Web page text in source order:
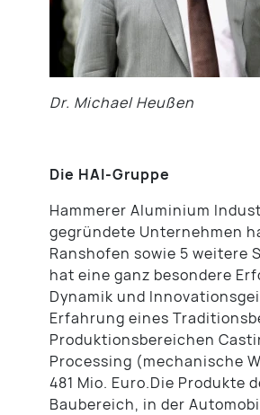
Dr. Michael Heußen
Die HAI-Gruppe
Hammerer Aluminium
gegründete Unternehmen
Ranshofen sowie 5 weitere
hat eine ganz besondere
Dynamik und
Erfahrung eines
Produktionsbereichen
Processing (mechanische
481 Mio. Euro.Die Produkte
Baubereich, in der